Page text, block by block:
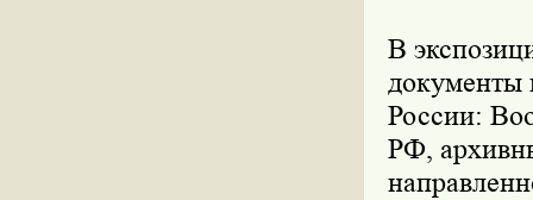
В
документы
России:
РФ,